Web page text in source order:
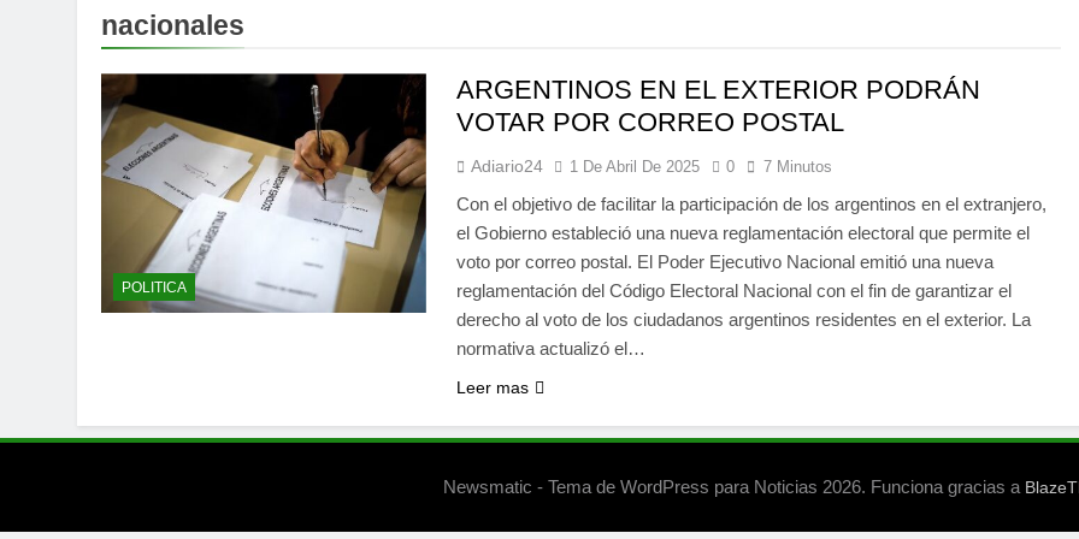
nacionales
POLITICA
ARGENTINOS EN EL EXTERIOR PODRÁN
VOTAR POR CORREO POSTAL
Adiario24 1 De Abril De 2025 0 7 Minutos
Con el objetivo de facilitar la participación de los argentinos en el extranjero,
el Gobierno estableció una nueva reglamentación electoral que permite el
voto por correo postal. El Poder Ejecutivo Nacional emitió una nueva
reglamentación del Código Electoral Nacional con el fin de garantizar el
derecho al voto de los ciudadanos argentinos residentes en el exterior. La
normativa actualizó el…
Leer mas
Newsmatic - Tema de WordPress para Noticias 2026. Funciona gracias a